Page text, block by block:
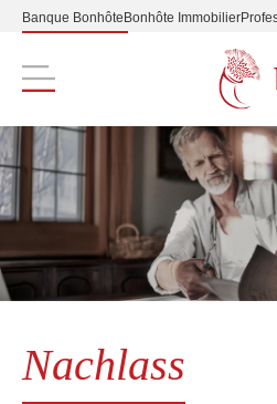
Banque Bonhôte Bonhôte Immobilier
Nachlass